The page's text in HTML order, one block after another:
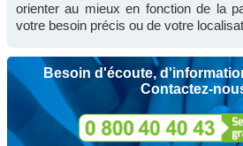
orienter au mieux en fonction de la
votre besoin précis ou de votre
Besoin d'écoute,
Contactez-